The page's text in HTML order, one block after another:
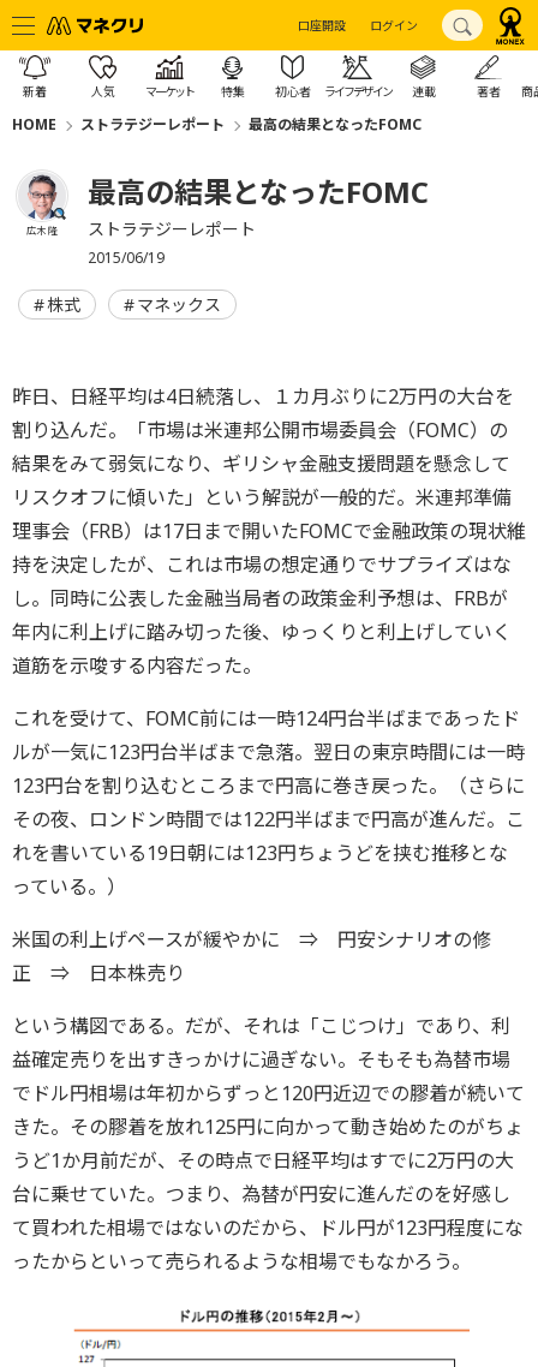
口座開設 ログイン
新着 人気 マーケット 特集 初心者 ライフデザイン 連載 著者 商
HOME ストラテジーレポート 最高の結果となったFOMC
広木 隆
最高の結果となったFOMC
ストラテジーレポート
2015/06/19
株式 マネックス
昨日、日経平均は4日続落し、１カ月ぶりに2万円の大台を
割り込んだ。「市場は米連邦公開市場委員会（FOMC）の
結果をみて弱気になり、ギリシャ金融支援問題を懸念して
リスクオフに傾いた」という解説が一般的だ。米連邦準備
理事会（FRB）は17日まで開いたFOMCで金融政策の現状維
持を決定したが、これは市場の想定通りでサプライズはな
し。同時に公表した金融当局者の政策金利予想は、FRBが
年内に利上げに踏み切った後、ゆっくりと利上げしていく
道筋を示唆する内容だった。
これを受けて、FOMC前には一時124円台半ばまであったド
ルが一気に123円台半ばまで急落。翌日の東京時間には一時
123円台を割り込むところまで円高に巻き戻った。（さらに
その夜、ロンドン時間では122円半ばまで円高が進んだ。こ
れを書いている19日朝には123円ちょうどを挟む推移とな
っている。）
米国の利上げペースが緩やかに ⇒ 円安シナリオの修
正 ⇒ 日本株売り
という構図である。だが、それは「こじつけ」であり、利
益確定売りを出すきっかけに過ぎない。そもそも為替市場
でドル円相場は年初からずっと120円近辺での膠着が続いて
きた。その膠着を放れ125円に向かって動き始めたのがちょ
うど1か月前だが、その時点で日経平均はすでに2万円の大
台に乗せていた。つまり、為替が円安に進んだのを好感し
て買われた相場ではないのだから、ドル円が123円程度にな
ったからといって売られるような相場でもなかろう。